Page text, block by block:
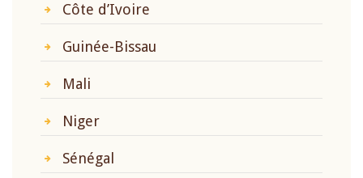
Côte d’Ivoire
Guinée-Bissau
Mali
Niger
Sénégal